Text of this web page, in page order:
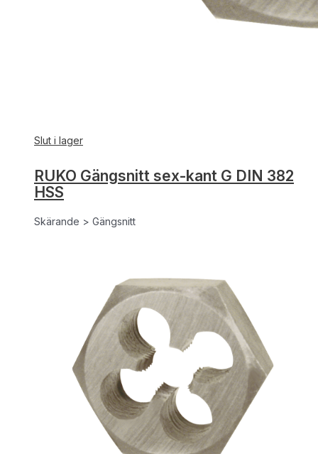
Slut i lager
RUKO Gängsnitt sex-kant G DIN 382
HSS
Skärande > Gängsnitt